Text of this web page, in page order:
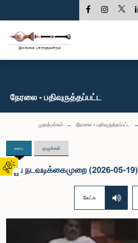
02
நேரலை - பதிவுருத்தப்பட்ட
முதற்பக்கம் நேரலை - பதிவுருத்தப்பட்ட
சபை குழுக்கள்
சபை நடவடிக்கைமுறை (2026-05-19)
கேட்க